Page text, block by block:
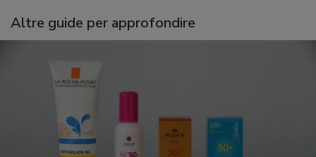
Altre guide per approfondire